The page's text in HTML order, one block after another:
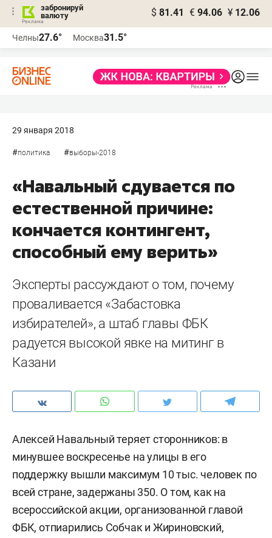
забронируй
валюту
$ 81.41 € 94.06 ¥ 12.06
Челны27.6° Москва31.5°
29 января 2018
#политика #выборы-2018
«Навальный сдувается по
естественной причине:
кончается контингент,
способный ему верить»
Эксперты рассуждают о том, почему
проваливается «Забастовка
избирателей», а штаб главы ФБК
радуется высокой явке на митинг в
Казани
Алексей Навальный теряет сторонников: в
минувшее воскресенье на улицы в его
поддержку вышли максимум 10 тыс. человек по
всей стране, задержаны 350. О том, как на
всероссийской акции, организованной главой
ФБК, отпиарились Собчак и Жириновский,